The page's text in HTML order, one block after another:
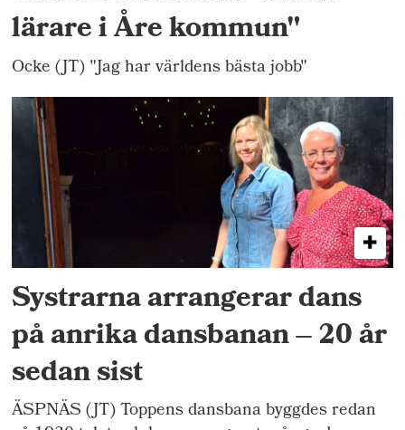
lärare i Åre kommun"
Ocke (JT) "Jag har världens bästa jobb"
Systrarna arrangerar dans
på anrika dansbanan – 20 år
sedan sist
ÄSPNÄS (JT) Toppens dansbana byggdes redan